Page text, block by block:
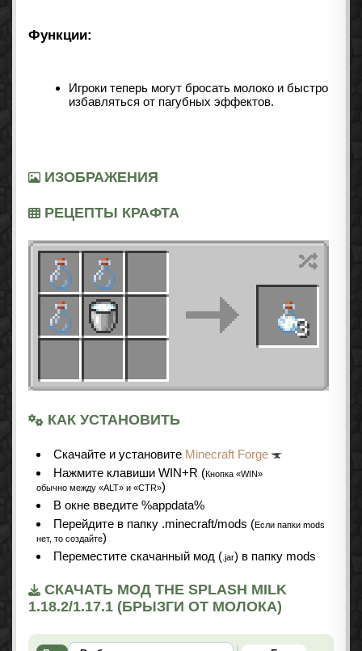
Функции:
Игроки теперь могут бросать молоко и быстро
избавляться от пагубных эффектов.
ИЗОБРАЖЕНИЯ
РЕЦЕПТЫ КРАФТА
КАК УСТАНОВИТЬ
Cкачайте и установите Minecraft Forge
Нажмите клавиши WIN+R (Кнопка «WIN»
обычно между «ALT» и «CTR»)
В окне введите %appdata%
Перейдите в папку .minecraft/mods (Если папки mods
нет, то создайте)
Переместите скачанный мод ( .jar) в папку mods
СКАЧАТЬ МОД THE SPLASH MILK
1.18.2/1.17.1 (БРЫЗГИ ОТ МОЛОКА)